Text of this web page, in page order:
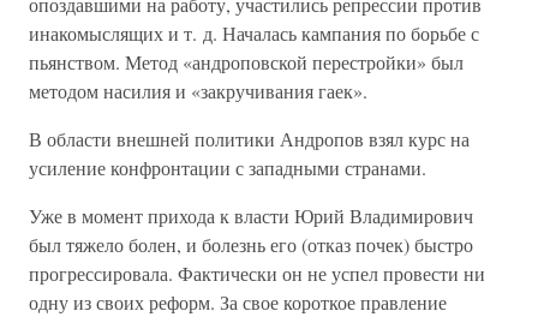
инакомыслящих и т. д. Началась кампания по борьбе с
пьянством. Метод «андроповской перестройки» был
методом насилия и «закручивания гаек».
В области внешней политики Андропов взял курс на
усиление конфронтации с западными странами.
Уже в момент прихода к власти Юрий Владимирович
был тяжело болен, и болезнь его (отказ почек) быстро
прогрессировала. Фактически он не успел провести ни
одну из своих реформ. За свое короткое правление